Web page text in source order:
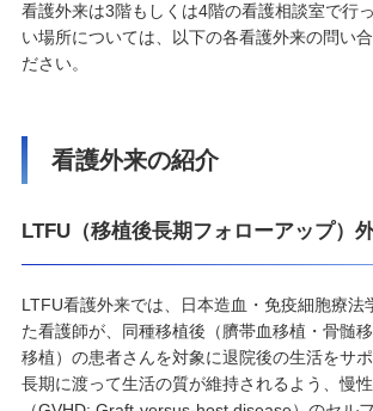
看護外来は3階もしくは4階の看護相談室で行
い場所については、以下の各看護外来の問い
ださい。
看護外来の紹介
LTFU（移植後長期フォローアップ）
LTFU看護外来では、日本造血・免疫細胞療法
た看護師が、同種移植後（臍帯血移植・骨髄
移植）の患者さんを対象に退院後の生活をサポ
長期に渡って生活の質が維持されるよう、慢